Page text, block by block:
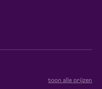
toon alle prijzen